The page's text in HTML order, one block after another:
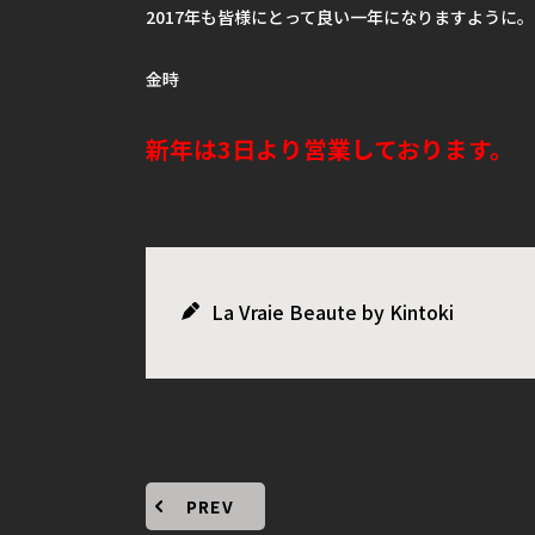
2017年も皆様にとって良い一年になりますように。
金時
新年は3日より営業しております。
La Vraie Beaute by Kintoki
PREV